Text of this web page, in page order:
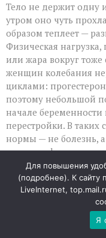
Тело не держит одну
утром оно чуть
образом теплеет —
Физическая
или жара вокруг
женщин колебания
циклами:
поэтому небольшой
начале
перестройки. В
нормы — не болезнь,
внешние факторы.
Скрытые поводы для
Если температура
причина может быть
Нередко так
Для повышения
(подробнее). К сайту
LiveInternet,
Я